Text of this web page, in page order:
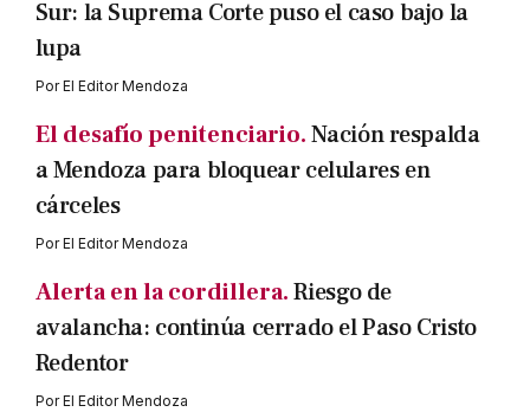
Sur: la Suprema Corte puso el caso bajo la
lupa
PorEl Editor Mendoza
El desafío penitenciario.Nación respalda
a Mendoza para bloquear celulares en
cárceles
PorEl Editor Mendoza
Alerta en la cordillera.Riesgo de
avalancha: continúa cerrado el Paso Cristo
Redentor
PorEl Editor Mendoza